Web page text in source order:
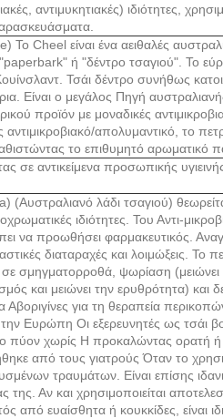
αντιμυκητιακές) ιδιότητες,
Cheel είναι ένα αειθαλές
ή "δέντρο τσαγιού". Το
Τσάι δέντρο συνήθως
Είναι ο μεγάλος Πηγή
προϊόν με μοναδικές
απολυμαντικό, το
το επιθυμητό αρωματικό
σε αντικείμενα προσωπικής
(Αυστραλιανό λάδι τσαγιού)
ιδιότητες. Του Αντι-
να προωθήσει φαρμακευτικός.
διαταραχές και λοιμώξεις. Το
σε σμηγματορροθά, ψωρίαση
και μειώνει την ερυθρότητα) και
Αβοριγίνες για τη θεραπεία
Ευρώπη Οι εξερευνητές ως τσάι
πύον χωρίς Η προκαλώντας ορατή
από τους γιατρούς Όταν το
τραυμάτων. Είναι επίσης
της. Αν και χρησιμοποιείται
από ευαίσθητα ή κουκκίδες, είναι